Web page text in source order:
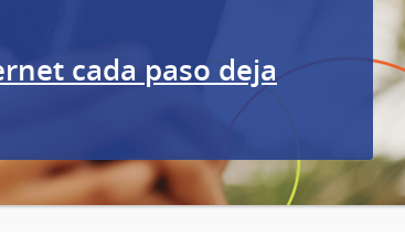
cada paso deja